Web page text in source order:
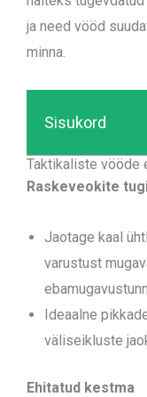
ja need vööd
minna.
Sisukord
Taktikaliste vööde
Raskeveokite
Jaotage kaal
varustust
Ideaalne
väliseikluste
Ehitatud kestma